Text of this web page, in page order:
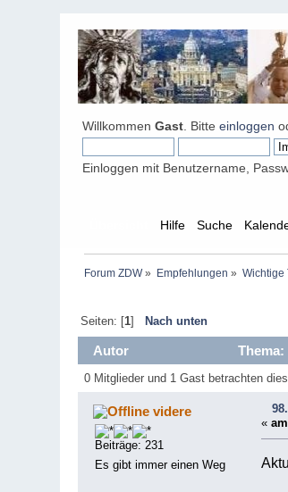
WillkommenGast . Bitteeinloggen
Einloggen mit Benutzername,
Hilfe Suche
Forum ZDW» Empfehlungen » Wichtige
Seiten: [1] Nach unten
Autor
0 Mitglieder und 1 Gast betrachten
videre
Beiträge: 231
Es gibt immer einen Weg
«